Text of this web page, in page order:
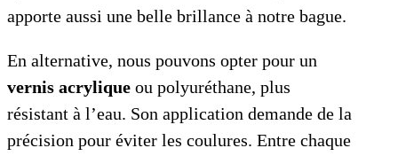
apporte aussi une belle brillance à notre bague.
En alternative, nous pouvons opter pour un
vernis acrylique ou polyuréthane, plus
résistant à l’eau. Son application demande de la
précision pour éviter les coulures. Entre chaque